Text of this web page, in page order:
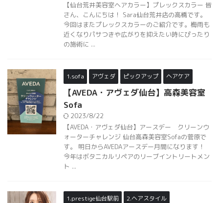
【仙台荒井美容室ヘアカラー】プレックスカラー 皆
さん、こんにちは！ Sara仙台荒井店の高橋です。
今回はまたプレックスカラーのご紹介です。梅雨も
近くなりパサつきや広がりを抑えたい時にぴったり
の施術に ...
1.sofa アヴェダ ピックアップ ヘアケア
【AVEDA・アヴェダ仙台】高森美容室
Sofa
2023/8/22
【AVEDA・アヴェダ仙台】アースデー クリーンウ
ォーターチャレンジ 仙台高森美容室Sofaの菅原で
す。 明日からAVEDAアースデー月間になります！
今年はボタニカルリペアのリーブイントリートメン
ト ...
1.prestige仙台駅前 2.ヘアスタイル